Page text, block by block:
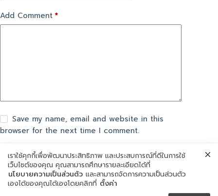
Add Comment *
Save my name, email and website in this
browser for the next time I comment.
แสดงความเห็น
เราใช้คุกกี้เพื่อพัฒนาประสิทธิภาพ และประสบการณ์ที่ดีในการใช้
เว็บไซต์ของคุณ คุณสามารถศึกษารายละเอียดได้ที่
นโยบายความเป็นส่วนตัว และสามารถจัดการความเป็นส่วนตัว
เองได้ของคุณได้เองโดยคลิกที่ ตั้งค่า